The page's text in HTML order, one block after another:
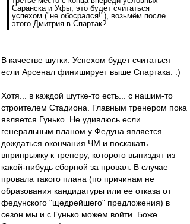
Саранска и Уфы, это будет считаться
успехом ("не обосрался!"), возьмём после
этого Дмитрия в Спартак?
В качестве шутки. Успехом будет считаться
если Арсенал финиширует выше Спартака. :)
Хотя... в каждой шутке-то есть... с нашим-то
строителем Стадиона. Главным тренером пока
является Гунько. Не удивлюсь если
генеральным планом у Федуна является
дождаться окончания ЧМ и поскакать
вприпрыжку к тренеру, которого выпиздят из
какой-нибудь сборной за провал. В случае
провала такого плана (по причинам не
образования кандидатуры или ее отказа от
федунского "щедрейшего" предложения) в
сезон мы и с Гунько можем войти. Боже